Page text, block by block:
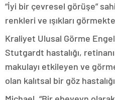
“İyi bir çevresel görüşe”
renkleri ve ışıkları
Kraliyet Ulusal Görme
Stutgardt hastalığı,
makulayı etkileyen ve
olan kalıtsal bir göz hastalığı.